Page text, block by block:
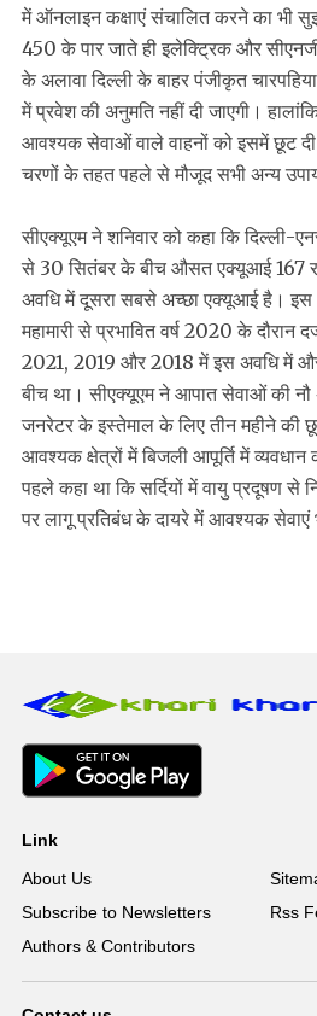
में ऑनलाइन कक्षाएं संचालित करने का भी
450 के पार जाते ही इलेक्ट्रिक और
के अलावा दिल्ली के बाहर पंजीकृत चारपहिया
में प्रवेश की अनुमति नहीं दी जाएगी।
आवश्यक सेवाओं वाले वाहनों को इसमें छूट दी
चरणों के तहत पहले से मौजूद सभी अन्य
सीएक्यूएम ने शनिवार को कहा कि दिल्ली-
से 30 सितंबर के बीच औसत एक्यूआई 167
अवधि में दूसरा सबसे अच्छा एक्यूआई है। इस
महामारी से प्रभावित वर्ष 2020 के दौरान
2021, 2019 और 2018 में इस अवधि में
बीच था। सीएक्यूएम ने आपात सेवाओं की
जनरेटर के इस्तेमाल के लिए तीन महीने की
आवश्यक क्षेत्रों में बिजली आपूर्ति में
पहले कहा था कि सर्दियों में वायु प्रदूषण
पर लागू प्रतिबंध के दायरे में आवश्यक सेवाएं
Link
About Us
Subscribe to Newsletters
Rss
Authors & Contributors